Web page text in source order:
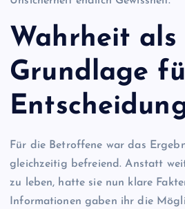
Wahrheit als
Grundlage
Für die Betroffene war das
gleichzeitig befreiend. Anstatt
zu leben, hatte sie nun klare
Informationen gaben ihr die